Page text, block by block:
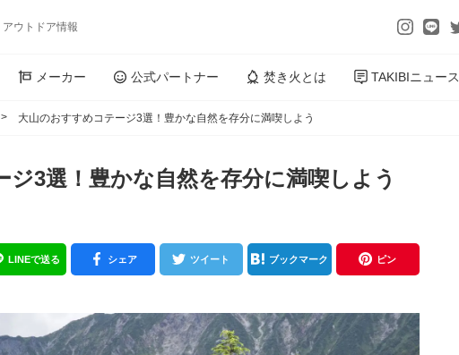
ウトドア情報
メーカー 公式パートナー 焚き火とは TAKIBIニュース
大山のおすすめコテージ3選！豊かな自然を存分に満喫しよう
3選！豊かな自然を存分に満喫しよう
LINEで送る シェア ツイート ブックマーク ピン